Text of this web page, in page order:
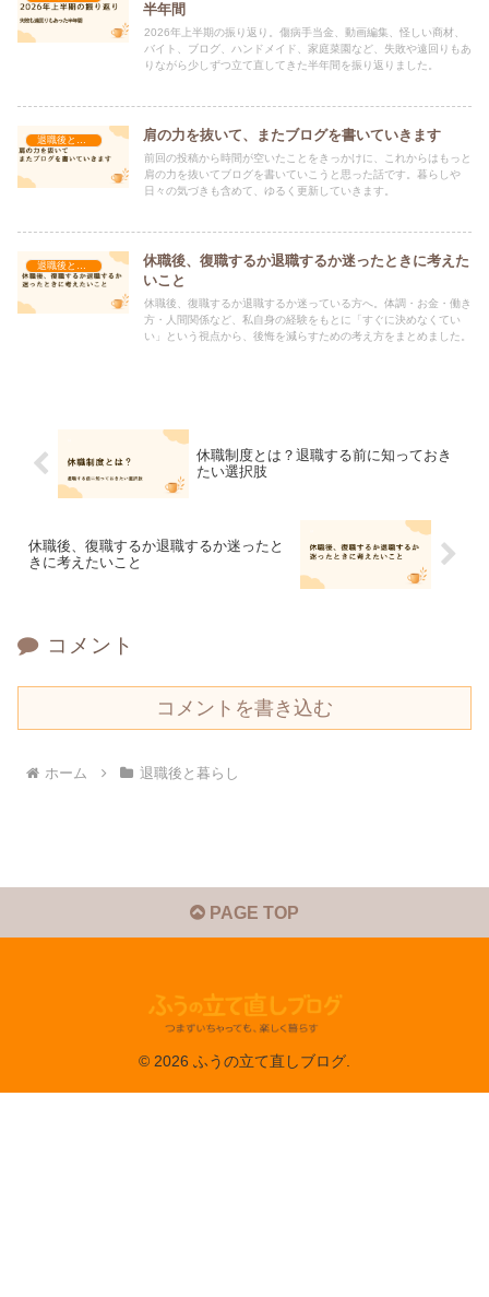
半年間
2026年上半期の振り返り。傷病手当金、動画編集、怪しい商材、
バイト、ブログ、ハンドメイド、家庭菜園など、失敗や遠回りもあ
りながら少しずつ立て直してきた半年間を振り返りました。
退職後と暮らし 肩の力を抜いて、またブログを書いていきます
前回の投稿から時間が空いたことをきっかけに、これからはもっと
肩の力を抜いてブログを書いていこうと思った話です。暮らしや
日々の気づきも含めて、ゆるく更新していきます。
退職後と暮らし
休職後、復職するか退職するか迷ったときに考えた
いこと
休職後、復職するか退職するか迷っている方へ。体調・お金・働き
方・人間関係など、私自身の経験をもとに「すぐに決めなくてい
い」という視点から、後悔を減らすための考え方をまとめました。
休職制度とは？退職する前に知っておき
たい選択肢
休職後、復職するか退職するか迷ったと
きに考えたいこと
コメント
コメントを書き込む
ホーム 退職後と暮らし
PAGE TOP
© 2026 ふうの立て直しブログ.